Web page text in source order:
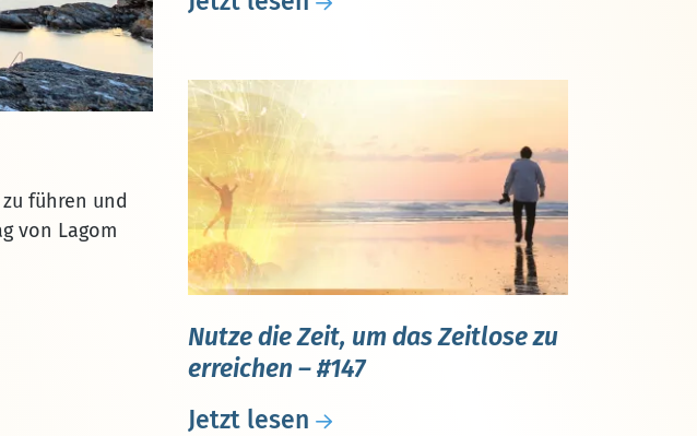
führen und
von Lagom
Nutze die Zeit, um das Zeitlose zu
erreichen – #147
Jetzt lesen